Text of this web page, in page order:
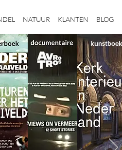
NATUUR KLANTEN BLOG
kunstboek